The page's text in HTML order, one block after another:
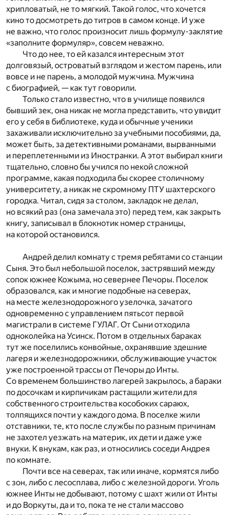
хрипловатый, не то мягкий. Такой голос, что хочется
кино то досмотреть до титров в самом конце. И уже
не важно, что голос произносит лишь формулу-заклятие
«заполните формуляр», совсем неважно.
Что до нее, то ей казался интересным этот
долговязый, островатый взглядом и жестом парень, или
вовсе и не парень, а молодой мужчина. Мужчина
с биографией, — как тут говорили.
Только стало известно, что в училище появился
бывший зек, она никак не могла представить, что увидит
его у себя в библиотеке, куда и обычные ученики
захаживали исключительно за учебными пособиями, да,
может быть, за детективными романами, вырванными
и переплетенными из Иностранки. А этот выбирал книги
тщательно, словно бы учился по некой сложной
программе, какая подходила бы скорее столичному
университету, а никак не скромному ПТУ шахтерского
городка. Читал, сидя за столом, закладок не делал,
но всякий раз (она замечала это) перед тем, как закрыть
книгу, записывал в блокнотик номер страницы,
на которой остановился.
Андрей делил комнату с тремя ребятами со станции
Сыня. Это был небольшой поселок, застрявший между
сопок южнее Кожыма, но севернее Печоры. Поселок
образовался, как и многие подобные на северах,
на месте железнодорожного узелочка, зачатого
одновременно с управлением пятьсот первой
магистрали в системе ГУЛАГ. От Сыни отходила
одноколейка на Усинск. Потом в отдельных бараках
тут же поселились конвойные, охранявшие здешние
лагеря и железнодорожники, обслуживающие участок
уже построенной трассы от Печоры до Инты.
Со временем большинство лагерей закрылось, а бараки
по досочкам и кирпичикам растащили жители для
собственного строительства кособоких сараюх,
толпящихся почти у каждого дома. В поселке жили
отставники, те, кто после службы по разным причинам
не захотел уезжать на материк, их дети и даже уже
внуки. К внукам, как раз, и относились соседи Андрея
по комнате.
Почти все на северах, так или иначе, кормятся либо
с зон, либо с лесосплава, либо с железной дороги. Уголь
южнее Инты не добывают, потому с шахт жили от Инты
и до Воркуты, да и то, пока те не стали массово